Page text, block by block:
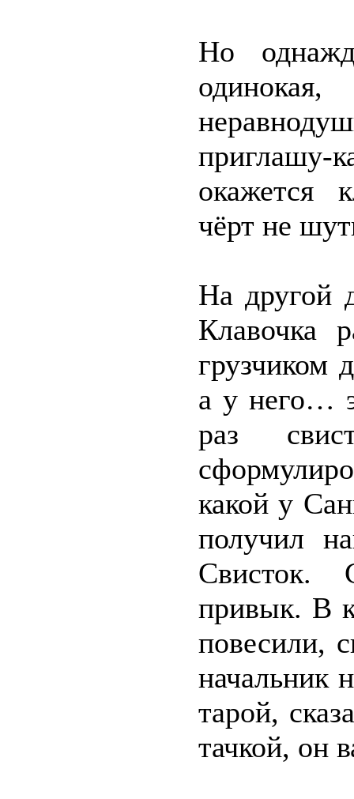
Но
окажется
чёрт не
На другой
Клавочка
грузчиком
а у него…
раз
какой у
получил
Свисток.
привык. В
повесили,
начальник
тарой,
тачкой, он